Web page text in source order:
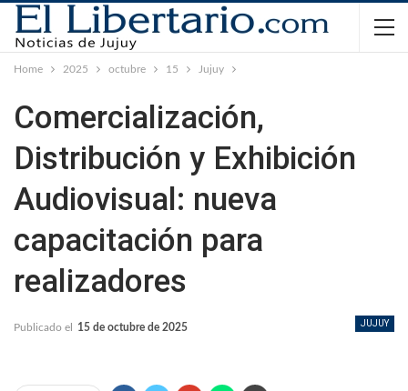
Home 2025 octubre 15 Jujuy
Comercialización,
Distribución y Exhibición
Audiovisual: nueva
capacitación para
realizadores
JUJUY
Publicado el 15 de octubre de 2025